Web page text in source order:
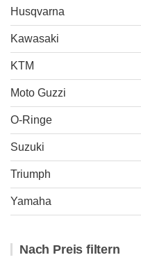
Husqvarna
Kawasaki
KTM
Moto Guzzi
O-Ringe
Suzuki
Triumph
Yamaha
Nach Preis filtern